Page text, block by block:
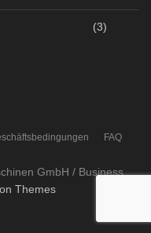
(3)
FAQ
GmbH / Business
Themes